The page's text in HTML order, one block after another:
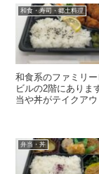
和食・寿司・郷土料理
和食系のファミリ
ビルの2階にあり
当や丼がテイクア
弁当・丼